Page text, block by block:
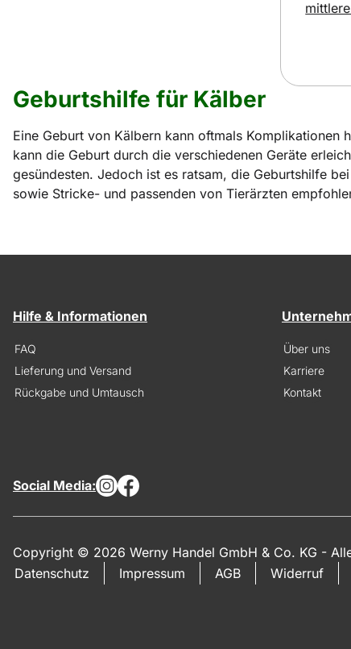
Geburtshilfe für Kälber
Eine Geburt von Kälbern kann oftmals
kann die Geburt durch die verschiedenen Geräte
gesündesten. Jedoch ist es ratsam, die Geburtshilfe
sowie Stricke- und passenden von Tierärzten
Hilfe & Informationen
FAQ
Lieferung und Versand
Rückgabe und Umtausch
Über uns
Karriere
Kontakt
Social Media:
Copyright © 2026 Werny Handel GmbH & Co. KG -
Datenschutz
Impressum AGB Widerruf